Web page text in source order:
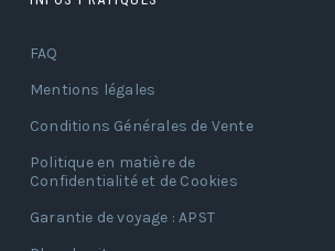
FAQ
Mentions légales
Conditions Générales de Vente
Politique en matière de
Confidentialité et de Cookies
Garantie de voyage : APST